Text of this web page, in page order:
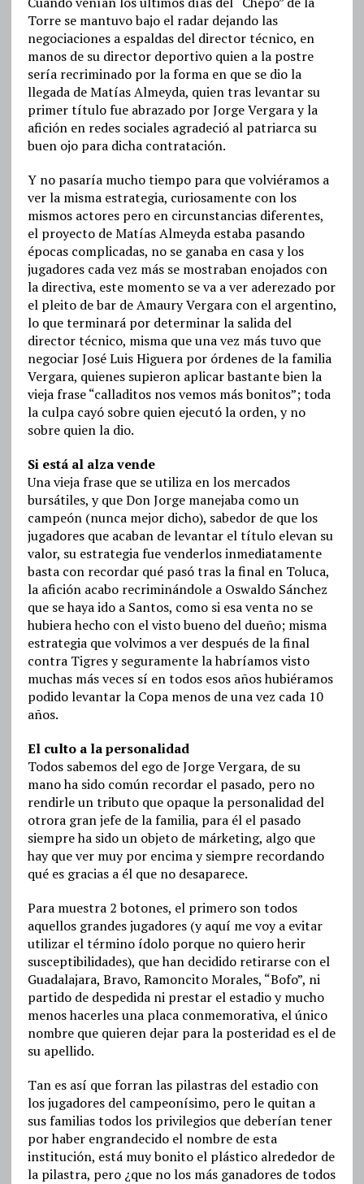
Torre se mantuvo bajo el radar dejando las
negociaciones a espaldas del director técnico, en
manos de su director deportivo quien a la postre
sería recriminado por la forma en que se dio la
llegada de Matías Almeyda, quien tras levantar su
primer título fue abrazado por Jorge Vergara y la
afición en redes sociales agradeció al patriarca su
buen ojo para dicha contratación.
Y no pasaría mucho tiempo para que volviéramos a
ver la misma estrategia, curiosamente con los
mismos actores pero en circunstancias diferentes,
el proyecto de Matías Almeyda estaba pasando
épocas complicadas, no se ganaba en casa y los
jugadores cada vez más se mostraban enojados con
la directiva, este momento se va a ver aderezado por
el pleito de bar de Amaury Vergara con el argentino,
lo que terminará por determinar la salida del
director técnico, misma que una vez más tuvo que
negociar José Luis Higuera por órdenes de la familia
Vergara, quienes supieron aplicar bastante bien la
vieja frase “calladitos nos vemos más bonitos”; toda
la culpa cayó sobre quien ejecutó la orden, y no
sobre quien la dio.
Si está al alza vende
Una vieja frase que se utiliza en los mercados
bursátiles, y que Don Jorge manejaba como un
campeón (nunca mejor dicho), sabedor de que los
jugadores que acaban de levantar el título elevan su
valor, su estrategia fue venderlos inmediatamente
basta con recordar qué pasó tras la final en Toluca,
la afición acabo recriminándole a Oswaldo Sánchez
que se haya ido a Santos, como si esa venta no se
hubiera hecho con el visto bueno del dueño; misma
estrategia que volvimos a ver después de la final
contra Tigres y seguramente la habríamos visto
muchas más veces sí en todos esos años hubiéramos
podido levantar la Copa menos de una vez cada 10
años.
El culto a la personalidad
Todos sabemos del ego de Jorge Vergara, de su
mano ha sido común recordar el pasado, pero no
rendirle un tributo que opaque la personalidad del
otrora gran jefe de la familia, para él el pasado
siempre ha sido un objeto de márketing, algo que
hay que ver muy por encima y siempre recordando
qué es gracias a él que no desaparece.
Para muestra 2 botones, el primero son todos
aquellos grandes jugadores (y aquí me voy a evitar
utilizar el término ídolo porque no quiero herir
susceptibilidades), que han decidido retirarse con el
Guadalajara, Bravo, Ramoncito Morales, “Bofo”, ni
partido de despedida ni prestar el estadio y mucho
menos hacerles una placa conmemorativa, el único
nombre que quieren dejar para la posteridad es el de
su apellido.
Tan es así que forran las pilastras del estadio con
los jugadores del campeonísimo, pero le quitan a
sus familias todos los privilegios que deberían tener
por haber engrandecido el nombre de esta
institución, está muy bonito el plástico alrededor de
la pilastra, pero ¿que no los más ganadores de todos